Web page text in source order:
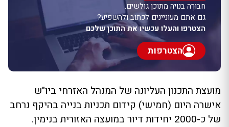
חבּוּרֶה בנויה מתוכן גולשים.
גם אתם מעוניינים לכתוב ולהשפיע?
הצטרפו והעלו עכשיו את התוכן שלכם
הצטרפות
מועצת התכנון העליונה של המנהל האזרחי ביו"ש
אישרה היום (חמישי) קידום תכניות בנייה בהיקף נרחב
של כ-2000 יחידות דיור במועצה האזורית בנימין.